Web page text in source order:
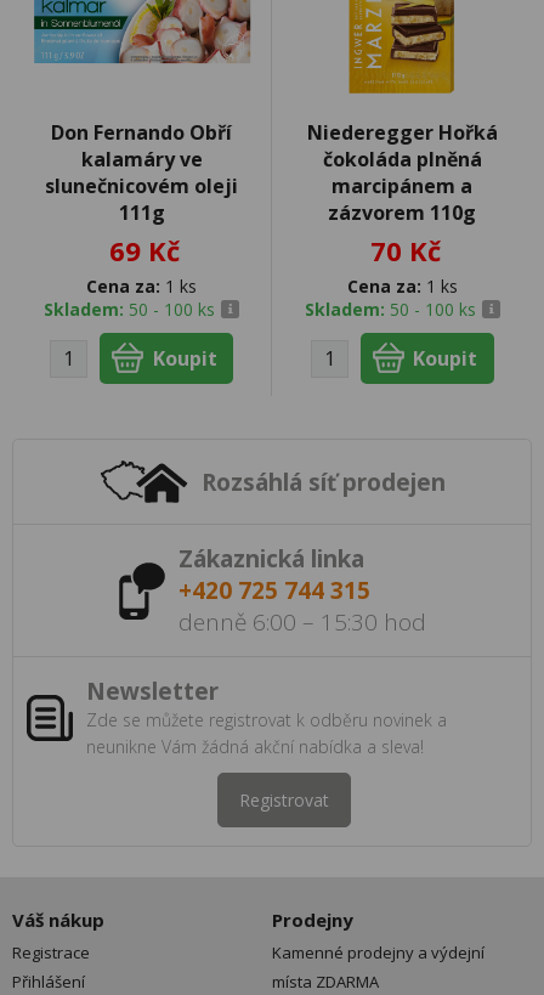
Don Fernando Obří
kalamáry ve
slunečnicovém oleji
111g
69 Kč
Cena za: 1 ks
Skladem: 50 - 100 ks
Niederegger Hořká
čokoláda plněná
marcipánem a
zázvorem 110g
70 Kč
Cena za: 1 ks
Skladem: 50 - 100 ks
Rozsáhlá síť prodejen
Zákaznická linka
+420 725 744 315
denně 6:00 – 15:30 hod
Newsletter
Zde se můžete registrovat k odběru novinek a
neunikne Vám žádná akční nabídka a sleva!
Registrovat
Váš nákup
Registrace
Přihlášení
Prodejny
Kamenné prodejny a výdejní
místa ZDARMA